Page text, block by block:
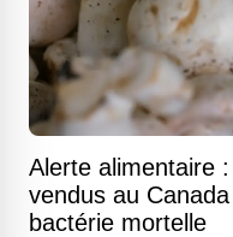
Alerte alimentaire
vendus au
bactérie mortelle